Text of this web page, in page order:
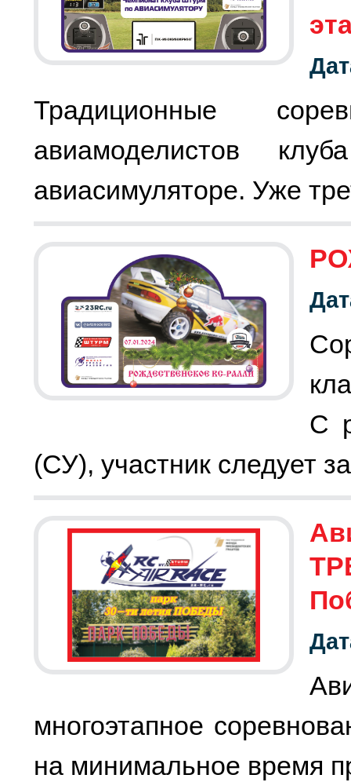
Традиционные
авиамоделистов
авиасимуляторе. Уже
С
(СУ), участник следует
многоэтапное
на минимальное время